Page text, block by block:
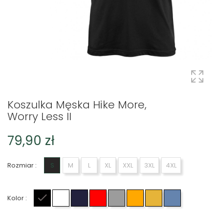
Koszulka Męska Hike More,
Worry Less II
79,90 zł
Rozmiar : S M L XL XXL 3XL 4XL
Kolor :